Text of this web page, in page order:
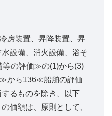
房装置、昇降装置、昇
設備、消火設備、浴そ
等の評価≫の(1)から(3)
から136≪船舶の評価
るものを除き、以下
価額は、原則として、